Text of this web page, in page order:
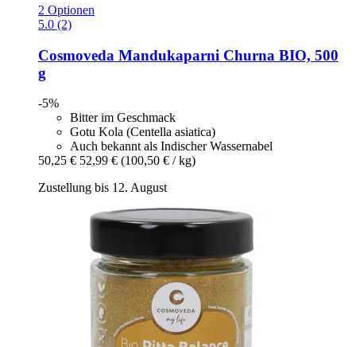
2 Optionen
5.0 (2)
Cosmoveda Mandukaparni Churna BIO, 500
g
-5%
Bitter im Geschmack
Gotu Kola (Centella asiatica)
Auch bekannt als Indischer Wassernabel
50,25 € 52,99 € (100,50 € / kg)
Zustellung bis 12. August